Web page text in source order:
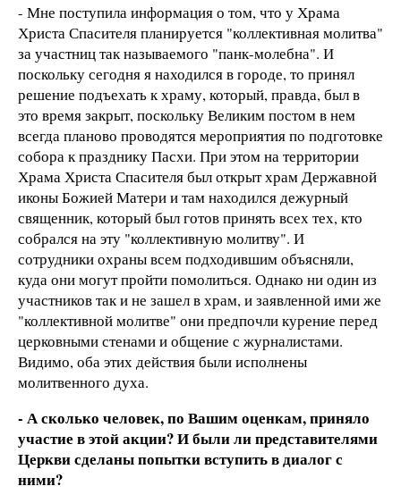
- Мне поступила информация о том, что у Храма
Христа Спасителя планируется "коллективная молитва"
за участниц так называемого "панк-молебна". И
поскольку сегодня я находился в городе, то принял
решение подъехать к храму, который, правда, был в
это время закрыт, поскольку Великим постом в нем
всегда планово проводятся мероприятия по подготовке
собора к празднику Пасхи. При этом на территории
Храма Христа Спасителя был открыт храм Державной
иконы Божией Матери и там находился дежурный
священник, который был готов принять всех тех, кто
собрался на эту "коллективную молитву". И
сотрудники охраны всем подходившим объясняли,
куда они могут пройти помолиться. Однако ни один из
участников так и не зашел в храм, и заявленной ими же
"коллективной молитве" они предпочли курение перед
церковными стенами и общение с журналистами.
Видимо, оба этих действия были исполнены
молитвенного духа.
- А сколько человек, по Вашим оценкам, приняло
участие в этой акции? И были ли представителями
Церкви сделаны попытки вступить в диалог с
ними?